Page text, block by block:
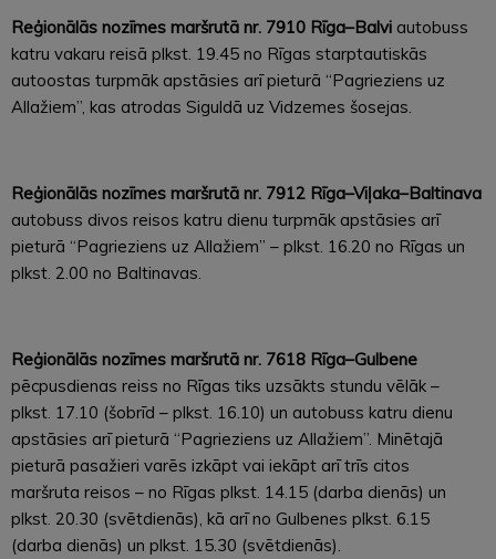
Reģionālās nozīmes maršrutā nr. 7910 Rīga–Balvi autobuss
katru vakaru reisā plkst. 19.45 no Rīgas starptautiskās
autoostas turpmāk apstāsies arī pieturā “Pagrieziens uz
Allažiem”, kas atrodas Siguldā uz Vidzemes šosejas.
Reģionālās nozīmes maršrutā nr. 7912 Rīga–Viļaka–Baltinava
autobuss divos reisos katru dienu turpmāk apstāsies arī
pieturā “Pagrieziens uz Allažiem” – plkst. 16.20 no Rīgas un
plkst. 2.00 no Baltinavas.
Reģionālās nozīmes maršrutā nr. 7618 Rīga–Gulbene
pēcpusdienas reiss no Rīgas tiks uzsākts stundu vēlāk –
plkst. 17.10 (šobrīd – plkst. 16.10) un autobuss katru dienu
apstāsies arī pieturā “Pagrieziens uz Allažiem”. Minētajā
pieturā pasažieri varēs izkāpt vai iekāpt arī trīs citos
maršruta reisos – no Rīgas plkst. 14.15 (darba dienās) un
plkst. 20.30 (svētdienās), kā arī no Gulbenes plkst. 6.15
(darba dienās) un plkst. 15.30 (svētdienās).